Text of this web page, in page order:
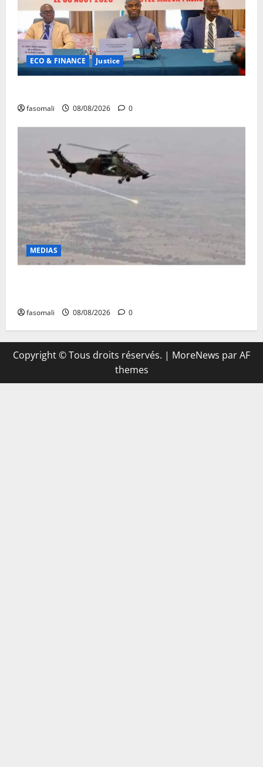
ECO & FINANCE Justice
fasomali 08/08/2026 0
MEDIAS
fasomali 08/08/2026 0
Copyright © Tous droits réservés. | MoreNews par AF
themes